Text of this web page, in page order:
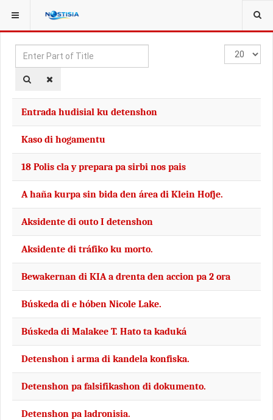
YOU ARE HERE:
Enter
Part
of
Display
#
Entrada hudisial ku detenshon
Kaso di hogamentu
18 Polis cla y prepara pa sirbi nos pais
A haña kurpa sin bida den área di Klein Hofje.
Aksidente di outo I detenshon
Aksidente di tráfiko ku morto.
Bewakernan di KIA a drenta den accion pa 2 ora
Búskeda di e hóben Nicole Lake.
Búskeda di Malakee T. Hato ta kaduká
Detenshon i arma di kandela konfiska.
Detenshon pa falsifikashon di dokumento.
Detenshon pa ladronisia.